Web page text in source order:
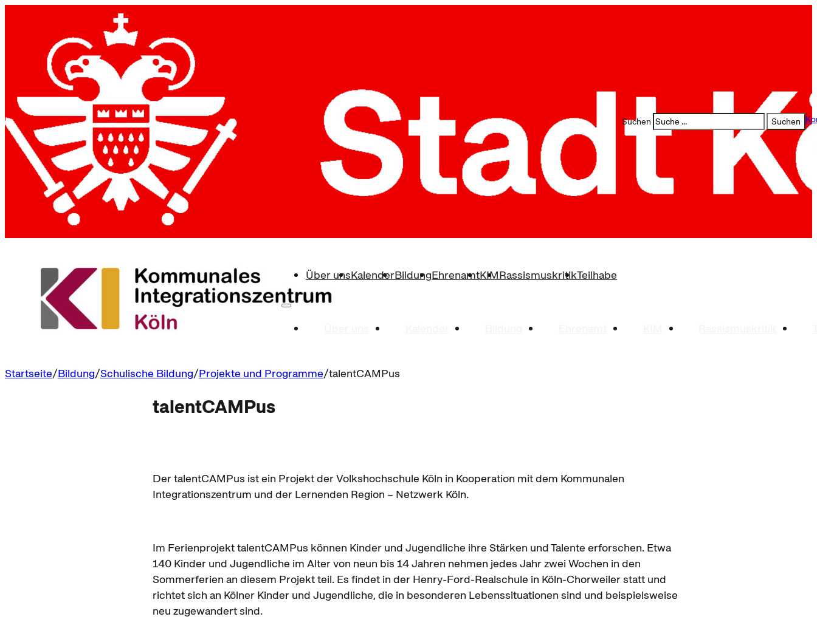
Suchen Suchen
Über unsKalenderBildungEhrenamtKIMRassismuskritikTeilhabe
Startseite Bildung Schulische Bildung Projekte und Programme talentCAMPus
talentCAMPus
Der talentCAMPus ist ein Projekt der Volkshochschule Köln in Kooperation mit dem Kommunalen
Integrationszentrum und der Lernenden Region – Netzwerk Köln.
Im Ferienprojekt talentCAMPus können Kinder und Jugendliche ihre Stärken und Talente erforschen. Etwa
140 Kinder und Jugendliche im Alter von neun bis 14 Jahren nehmen jedes Jahr zwei Wochen in den
Sommerferien an diesem Projekt teil. Es findet in der Henry-Ford-Realschule in Köln-Chorweiler statt und
richtet sich an Kölner Kinder und Jugendliche, die in besonderen Lebenssituationen sind und beispielsweise
neu zugewandert sind.